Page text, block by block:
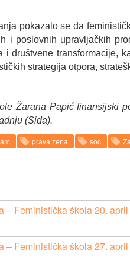
pokazalo se da
i poslovnih upravljačkih
i društvene transformacije,
strategija otpora,
Žarana Papić finansijski
(Sida).
prava zena soc
– Feministička škola 20.
– Feministička škola 27.